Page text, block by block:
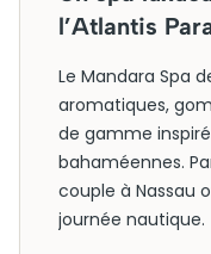
l’Atlantis
Le Mandara Spa
aromatiques,
de gamme
bahaméennes.
couple à Nassau
journée nautique.